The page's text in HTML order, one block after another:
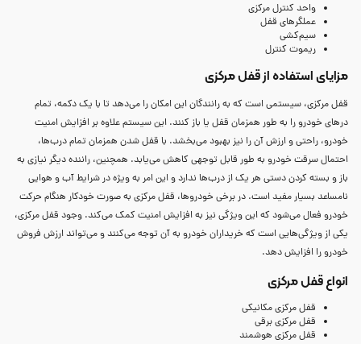
واحد کنترل مرکزی
عملگرهای قفل
سیم‌کشی
ریموت کنترل
مزایای استفاده از قفل مرکزی
قفل مرکزی، سیستمی است که به رانندگان این امکان را می‌دهد تا با یک دکمه، تمام
درهای خودرو را به طور همزمان قفل یا باز کنند. این سیستم علاوه بر افزایش امنیت
خودرو، راحتی و ارزش آن را نیز بهبود می‌بخشد. با قفل شدن همزمان تمام درب‌ها،
احتمال سرقت خودرو به طور قابل توجهی کاهش می‌یابد. همچنین، راننده دیگر نیازی به
باز و بسته کردن دستی هر یک از درب‌ها ندارد و این امر به ویژه در شرایط آب و هوایی
نامساعد بسیار مفید است. در برخی خودروها، قفل مرکزی به صورت خودکار هنگام حرکت
خودرو فعال می‌شود که این ویژگی نیز به افزایش امنیت کمک می‌کند. وجود قفل مرکزی،
یکی از ویژگی‌هایی است که خریداران خودرو به آن توجه می‌کنند و می‌تواند ارزش فروش
خودرو را افزایش دهد.
انواع قفل مرکزی
قفل مرکزی مکانیکی
قفل مرکزی برقی
قفل مرکزی هوشمند